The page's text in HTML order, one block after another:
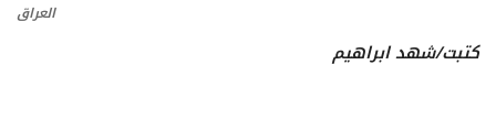
فيديو وتوك شو
العراق
كتبت/شهد ابراهيم